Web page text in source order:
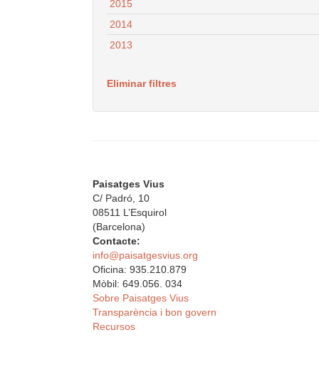
2015
2014
2013
Eliminar filtres
Paisatges Vius
C/ Padró, 10
08511 L’Esquirol
(Barcelona)
Contacte:
info@paisatgesvius.org
Oficina: 935.210.879
Mòbil: 649.056. 034
Sobre Paisatges Vius
Transparència i bon govern
Recursos